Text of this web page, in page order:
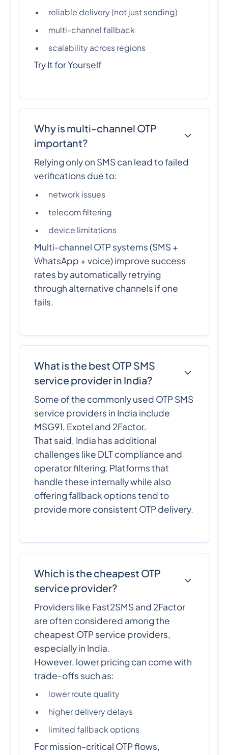
reliable delivery (not just sending)
multi-channel fallback
scalability across regions
Try It for Yourself
Why is multi-channel OTP
important?
Relying only on SMS can lead to failed
verifications due to:
network issues
telecom filtering
device limitations
Multi-channel OTP systems (SMS +
WhatsApp + voice) improve success
rates by automatically retrying
through alternative channels if one
fails.
What is the best OTP SMS
service provider in India?
Some of the commonly used OTP SMS
service providers in India include
MSG91, Exotel and 2Factor.
That said, India has additional
challenges like DLT compliance and
operator filtering. Platforms that
handle these internally while also
offering fallback options tend to
provide more consistent OTP delivery.
Which is the cheapest OTP
service provider?
Providers like Fast2SMS and 2Factor
are often considered among the
cheapest OTP service providers,
especially in India.
However, lower pricing can come with
trade-offs such as:
lower route quality
higher delivery delays
limited fallback options
For mission-critical OTP flows,